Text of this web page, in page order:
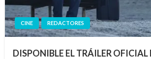
CINE REDACTORES
DISPONIBLE EL TRÁILER OFICIAL